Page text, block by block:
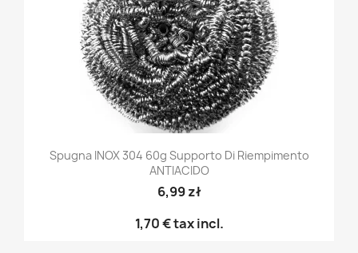
Spugna INOX 304 60g Supporto Di Riempimento
ANTIACIDO
6,99 zł
1,70 €tax incl.